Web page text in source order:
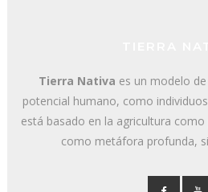
Tierra Nativa es un modelo
potencial humano, como
está basado en la agricultura
como metáfora profunda,